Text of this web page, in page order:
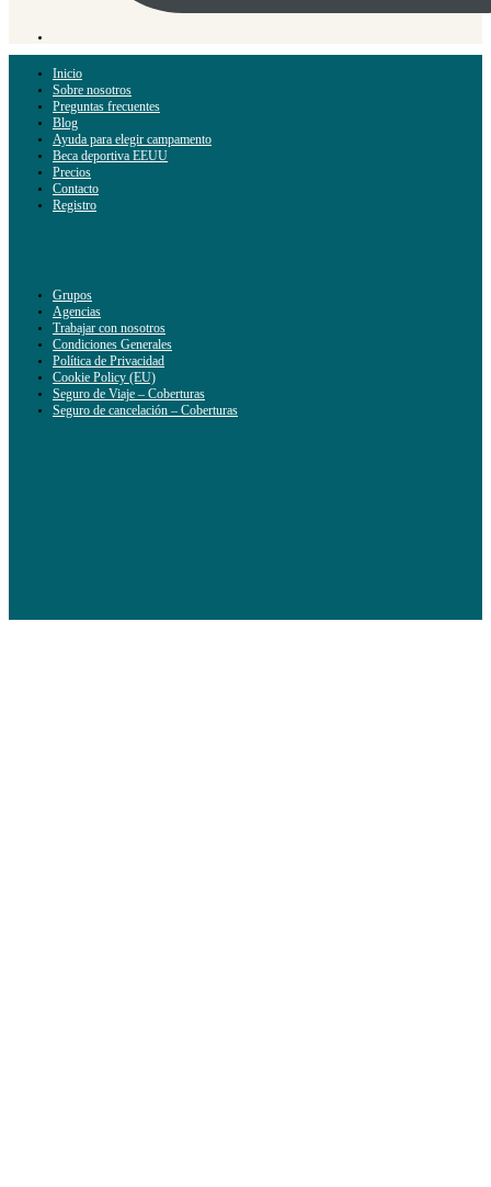
Inicio
Sobre nosotros
Preguntas frecuentes
Blog
Ayuda para elegir campamento
Beca deportiva EEUU
Precios
Contacto
Registro
Grupos
Agencias
Trabajar con nosotros
Condiciones Generales
Política de Privacidad
Cookie Policy (EU)
Seguro de Viaje – Coberturas
Seguro de cancelación – Coberturas